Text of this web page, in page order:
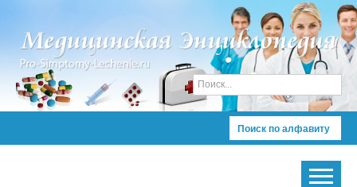
Поиск по алфавиту